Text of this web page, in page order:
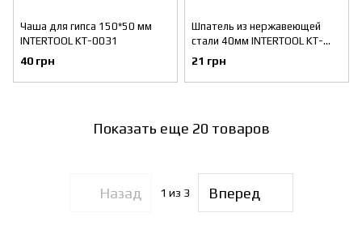
Чаша для гипса 150*50 мм
INTERTOOL KT-0031
40 грн
Шпатель из нержавеющей
стали 40мм INTERTOOL KT-
2040
21 грн
Показать еще 20 товаров
Назад 1 из 3 Вперед